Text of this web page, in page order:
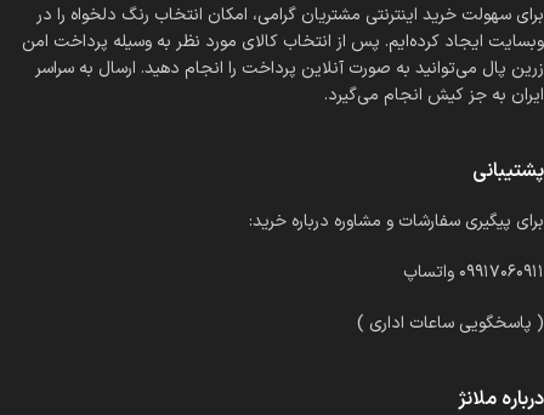
برای سهولت خرید اینترنتی مشتریان گرامی، امکان انتخاب رنگ دلخواه را در
وبسایت ایجاد کرده‌ایم. پس از انتخاب کالای مورد نظر به وسیله پرداخت امن
زرین پال می‌توانید به صورت آنلاین پرداخت را انجام دهید. ارسال به سراسر
ایران به جز کیش انجام می‌گیرد.
پشتیبانی
برای پیگیری سفارشات و مشاوره درباره خرید:
۰۹۹۱۷۰۶۰۹۱۱ واتساپ
( پاسخگویی ساعات اداری )
درباره ملانژ